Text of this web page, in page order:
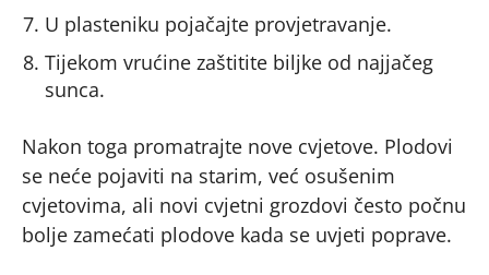
U plasteniku pojačajte provjetravanje.
Tijekom vrućine zaštitite biljke od najjačeg
sunca.
Nakon toga promatrajte nove cvjetove. Plodovi
se neće pojaviti na starim, već osušenim
cvjetovima, ali novi cvjetni grozdovi često počnu
bolje zamećati plodove kada se uvjeti poprave.